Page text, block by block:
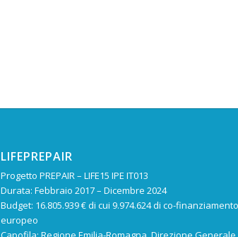
LIFEPREPAIR
Progetto PREPAIR – LIFE15 IPE IT013
Durata: Febbraio 2017 – Dicembre 2024
Budget: 16.805.939 € di cui 9.974.624 di co-finanziamento
europeo